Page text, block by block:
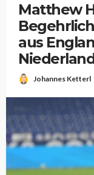
Matthew
aus
Johannes Ketterl